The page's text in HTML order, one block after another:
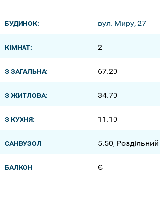
БУДИНОК: вул. Миру, 27
КІМНАТ: 2
S ЗАГАЛЬНА: 67.20
S ЖИТЛОВА: 34.70
S КУХНЯ: 11.10
САНВУЗОЛ 5.50, Роздільний
БАЛКОН Є